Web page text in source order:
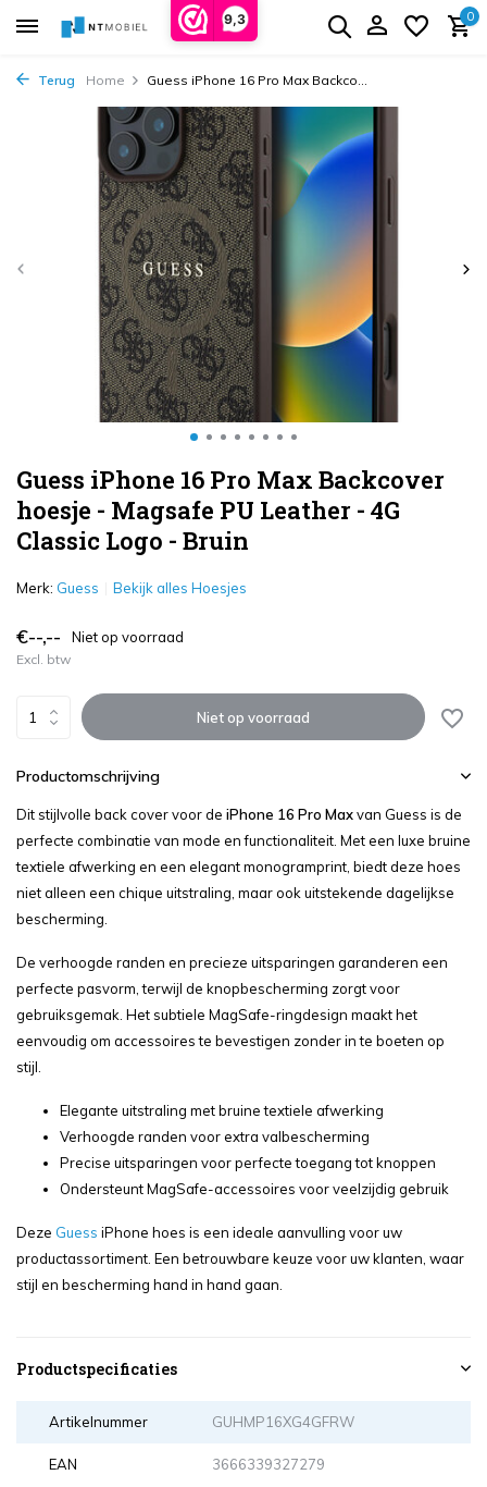
9,3 0
Terug Home Guess iPhone 16 Pro Max Backco...
Guess iPhone 16 Pro Max Backcover
hoesje - Magsafe PU Leather - 4G
Classic Logo - Bruin
Merk: Guess Bekijk alles Hoesjes
€--,-- Niet op voorraad
Excl. btw
Niet op voorraad
Productomschrijving
Dit stijlvolle back cover voor de iPhone 16 Pro Maxvan Guess is de
perfecte combinatie van mode en functionaliteit. Met een luxe bruine
textiele afwerking en een elegant monogramprint, biedt deze hoes
niet alleen een chique uitstraling, maar ook uitstekende dagelijkse
bescherming.
De verhoogde randen en precieze uitsparingen garanderen een
perfecte pasvorm, terwijl de knopbescherming zorgt voor
gebruiksgemak. Het subtiele MagSafe-ringdesign maakt het
eenvoudig om accessoires te bevestigen zonder in te boeten op
stijl.
Elegante uitstraling met bruine textiele afwerking
Verhoogde randen voor extra valbescherming
Precise uitsparingen voor perfecte toegang tot knoppen
Ondersteunt MagSafe-accessoires voor veelzijdig gebruik
Deze Guess iPhone hoes is een ideale aanvulling voor uw
productassortiment. Een betrouwbare keuze voor uw klanten, waar
stijl en bescherming hand in hand gaan.
Productspecificaties
Artikelnummer GUHMP16XG4GFRW
EAN 3666339327279